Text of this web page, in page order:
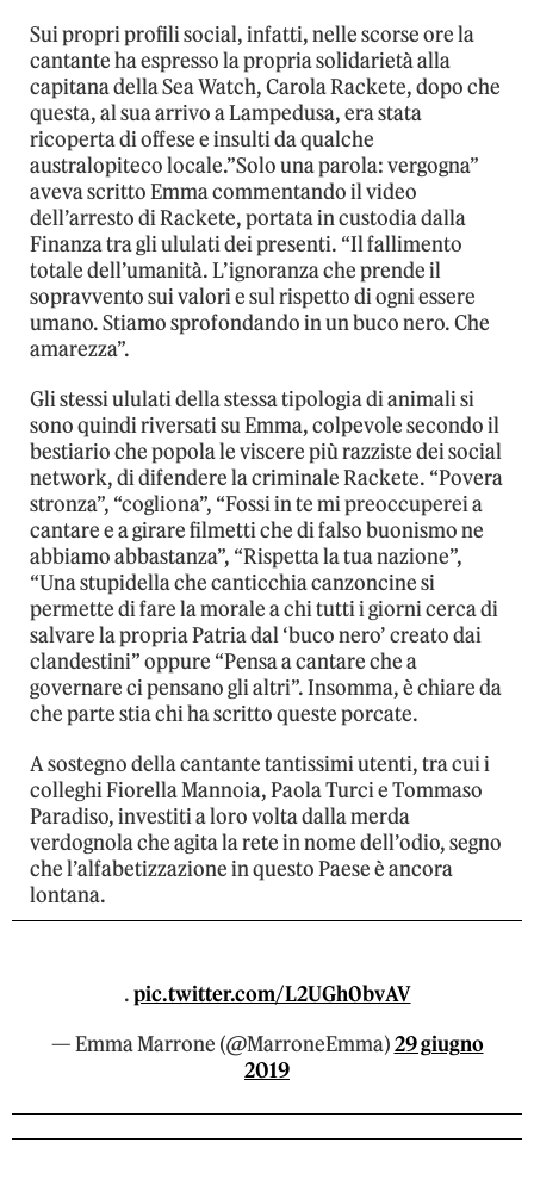
Sui propri profili social, infatti, nelle scorse ore la
cantante ha espresso la propria solidarietà alla
capitana della Sea Watch, Carola Rackete, dopo che
questa, al sua arrivo a Lampedusa, era stata
ricoperta di offese e insulti da qualche
australopiteco locale.”Solo una parola: vergogna”
aveva scritto Emma commentando il video
dell’arresto di Rackete, portata in custodia dalla
Finanza tra gli ululati dei presenti. “Il fallimento
totale dell’umanità. L’ignoranza che prende il
sopravvento sui valori e sul rispetto di ogni essere
umano. Stiamo sprofondando in un buco nero. Che
amarezza”.
Gli stessi ululati della stessa tipologia di animali si
sono quindi riversati su Emma, colpevole secondo il
bestiario che popola le viscere più razziste dei social
network, di difendere la criminale Rackete. “Povera
stronza”, “cogliona”, “Fossi in te mi preoccuperei a
cantare e a girare filmetti che di falso buonismo ne
abbiamo abbastanza”, “Rispetta la tua nazione”,
“Una stupidella che canticchia canzoncine si
permette di fare la morale a chi tutti i giorni cerca di
salvare la propria Patria dal ‘buco nero’ creato dai
clandestini” oppure “Pensa a cantare che a
governare ci pensano gli altri”. Insomma, è chiare da
che parte stia chi ha scritto queste porcate.
A sostegno della cantante tantissimi utenti, tra cui i
colleghi Fiorella Mannoia, Paola Turci e Tommaso
Paradiso, investiti a loro volta dalla merda
verdognola che agita la rete in nome dell’odio, segno
che l’alfabetizzazione in questo Paese è ancora
lontana.
.pic.twitter.com/L2UGh0bvAV
— Emma Marrone (@MarroneEmma)29 giugno
2019